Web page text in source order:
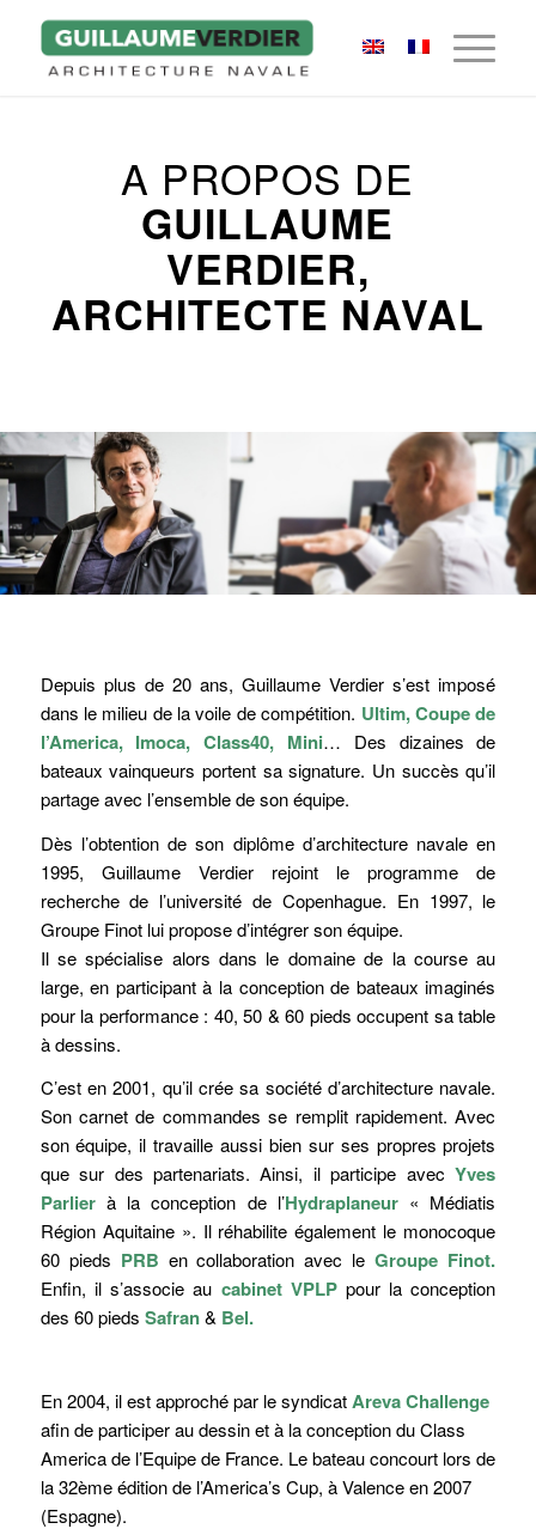
A PROPOS DE
GUILLAUME
VERDIER,
ARCHITECTE NAVAL
Depuis plus de 20 ans, Guillaume Verdier s’est imposé
dans le milieu de la voile de compétition. Ultim, Coupe de
l’America, Imoca, Class40, Mini… Des dizaines de
bateaux vainqueurs portent sa signature. Un succès qu’il
partage avec l’ensemble de son équipe.
Dès l’obtention de son diplôme d’architecture navale en
1995, Guillaume Verdier rejoint le programme de
recherche de l’université de Copenhague. En 1997, le
Groupe Finot lui propose d’intégrer son équipe.
Il se spécialise alors dans le domaine de la course au
large, en participant à la conception de bateaux imaginés
pour la performance : 40, 50 & 60 pieds occupent sa table
à dessins.
C’est en 2001, qu’il crée sa société d’architecture navale.
Son carnet de commandes se remplit rapidement. Avec
son équipe, il travaille aussi bien sur ses propres projets
que sur des partenariats. Ainsi, il participe avecYves
Parlierà la conception de l’Hydraplaneur« Médiatis
Région Aquitaine ». Il réhabilite également le monocoque
60 pieds PRB en collaboration avec leGroupe Finot.
Enfin, il s’associe au cabinet VPLP pour la conception
des 60 pieds Safran& Bel.
En 2004, il est approché par le syndicatAreva Challenge
afin de participer au dessin et à la conception du Class
America de l’Equipe de France. Le bateau concourt lors de
la 32ème édition de l’America’s Cup, à Valence en 2007
(Espagne).